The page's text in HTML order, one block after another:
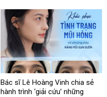
Bác sĩ Lê Hoàng Vinh chia sẻ
hành trình ‘giải cứu’ những